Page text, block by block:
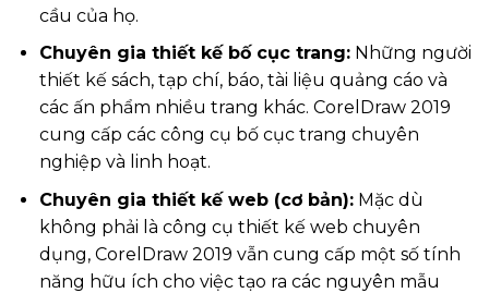
cầu của họ.
Chuyên gia thiết kế bố cục trang:Những người
thiết kế sách, tạp chí, báo, tài liệu quảng cáo và
các ấn phẩm nhiều trang khác. CorelDraw 2019
cung cấp các công cụ bố cục trang chuyên
nghiệp và linh hoạt.
Chuyên gia thiết kế web (cơ bản):Mặc dù
không phải là công cụ thiết kế web chuyên
dụng, CorelDraw 2019 vẫn cung cấp một số tính
năng hữu ích cho việc tạo ra các nguyên mẫu